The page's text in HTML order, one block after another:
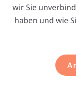
wir Sie
haben und wie